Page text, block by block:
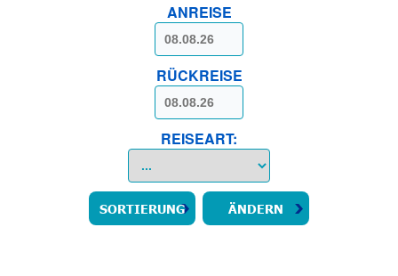
ANREISE
RÜCKREISE
REISEART: